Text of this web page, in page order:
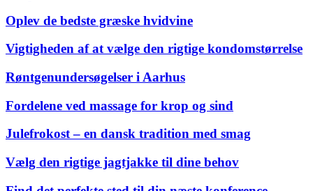
Oplev de bedste græske hvidvine
Vigtigheden af at vælge den rigtige kondomstørrelse
Røntgenundersøgelser i Aarhus
Fordelene ved massage for krop og sind
Julefrokost – en dansk tradition med smag
Vælg den rigtige jagtjakke til dine behov